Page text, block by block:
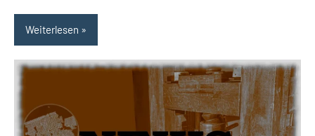
Weiterlesen